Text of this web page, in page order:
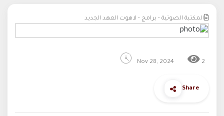
المكتبة الصوتية - برامج - لاهوت العهد الجديد
Nov 28, 2024 2
Share